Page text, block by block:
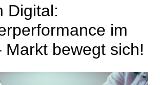
Digital:
im
Markt bewegt sich!